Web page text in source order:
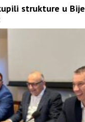
strukture u